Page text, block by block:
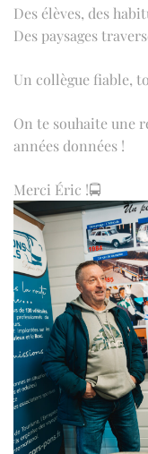
Des élèves, des
Des paysages
Un collègue fiable,
On te souhaite une
années données !
Merci Éric !🚍